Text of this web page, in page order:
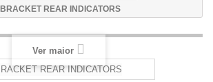
BRACKET REAR INDICATORS
Ver maior